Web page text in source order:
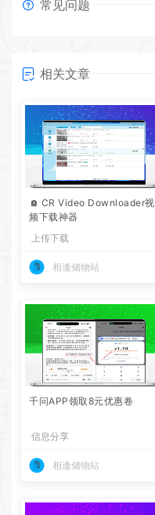
常见问题
相关文章
CR Video Downloader视
频下载神器
上传下载
相逢储物站
千问APP领取8元优惠卷
信息分享
相逢储物站